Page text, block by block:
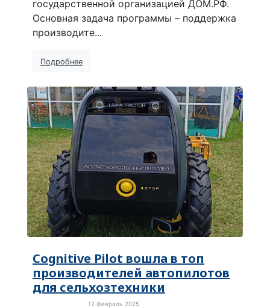
государственной организацией ДОМ.РФ.
Основная задача программы – поддержка
производите...
Подробнее
Cognitive Pilot вошла в топ
производителей автопилотов
для сельхозтехники
12 Февраль 2025